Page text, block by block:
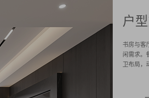
户
书房与客
闲需求。
卫布局